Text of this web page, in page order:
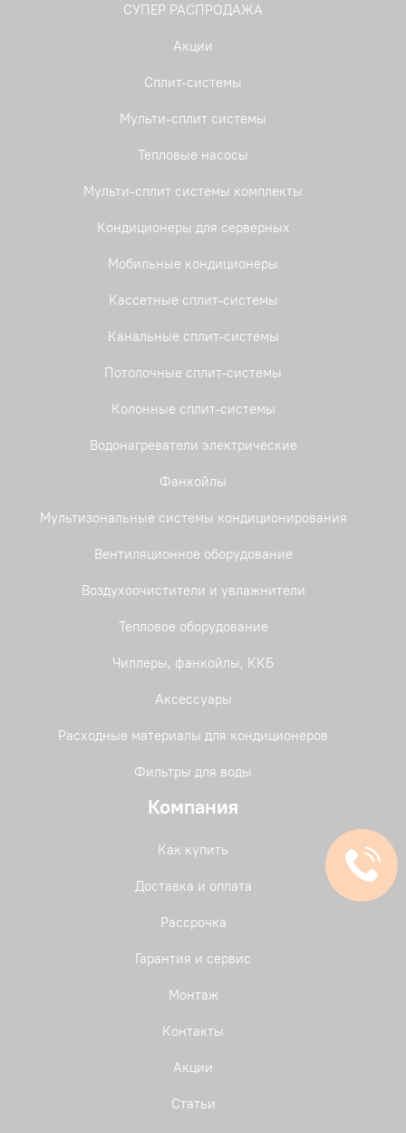
СУПЕР РАСПРОДАЖА
Акции
Сплит-системы
Мульти-сплит системы
Тепловые насосы
Мульти-сплит системы комплекты
Кондиционеры для серверных
Мобильные кондиционеры
Кассетные сплит-системы
Канальные сплит-системы
Потолочные сплит-системы
Колонные сплит-системы
Водонагреватели электрические
Фанкойлы
Мультизональные системы кондиционирования
Вентиляционное оборудование
Воздухоочистители и увлажнители
Тепловое оборудование
Чиллеры, фанкойлы, ККБ
Аксессуары
Расходные материалы для кондиционеров
Фильтры для воды
Компания
Как купить
Доставка и оплата
Рассрочка
Гарантия и сервис
Монтаж
Контакты
Акции
Статьи